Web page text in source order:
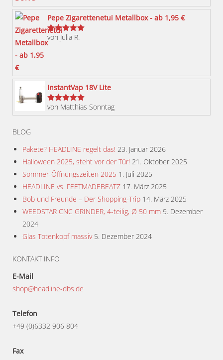
können
werden
Pepe Zigarettenetui Metallbox - ab 1,95 €
Bewertet
mit
von Julia R.
InstantVap 18V Lite
Bewertet
mit5von 5
von Matthias Sonntag
BLOG
Pakete? HEADLINE regelt das! 23. Januar 2026
Halloween 2025, steht vor der Tür! 21. Oktober 2025
Sommer-Öffnungszeiten 2025 1. Juli 2025
HEADLINE vs. FEETMADEBEATZ 17. März 2025
Bob und Freunde – Der Shopping-Trip 14. März 2025
WEEDSTAR CNC GRINDER, 4-teilig, Ø 50 mm 9. Dezember
2024
Glas Totenkopf massiv 5. Dezember 2024
KONTAKT INFO
E-Mail
shop@headline-dbs.de
Telefon
+49 (0)6332 906 804
Fax